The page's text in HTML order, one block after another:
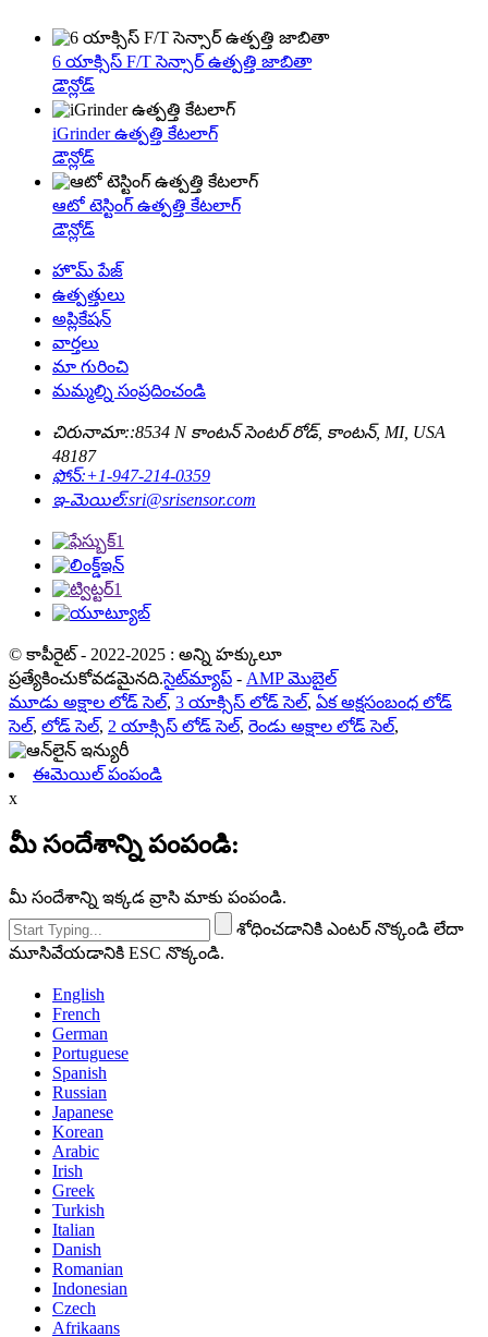
6 యాక్సిస్ F/T సెన్సార్ ఉత్పత్తి జాబితా
డౌన్లోడ్
iGrinder ఉత్పత్తి కేటలాగ్
డౌన్లోడ్
ఆటో టెస్టింగ్ ఉత్పత్తి కేటలాగ్
డౌన్లోడ్
హొమ్ పేజ్
ఉత్పత్తులు
అప్లికేషన్
వార్తలు
మా గురించి
మమ్మల్ని సంప్రదించండి
చిరునామా::8534 N కాంటన్ సెంటర్ రోడ్, కాంటన్, MI, USA
48187
ఫోన్:+1-947-214-0359
ఇ-మెయిల్:sri@srisensor.com
© కాపీరైట్ - 2022-2025 : అన్ని హక్కులూ
ప్రత్యేకించుకోవడమైనది.సైట్‌మ్యాప్ - AMP మొబైల్
మూడు అక్షాల లోడ్ సెల్, 3 యాక్సిస్ లోడ్ సెల్, ఏక అక్షసంబంధ లోడ్
సెల్, లోడ్ సెల్, 2 యాక్సిస్ లోడ్ సెల్, రెండు అక్షాల లోడ్ సెల్,
ఈమెయిల్ పంపండి
x
మీ సందేశాన్ని పంపండి:
మీ సందేశాన్ని ఇక్కడ వ్రాసి మాకు పంపండి.
శోధించడానికి ఎంటర్ నొక్కండి లేదా
మూసివేయడానికి ESC నొక్కండి.
English
French
German
Portuguese
Spanish
Russian
Japanese
Korean
Arabic
Irish
Greek
Turkish
Italian
Danish
Romanian
Indonesian
Czech
Afrikaans